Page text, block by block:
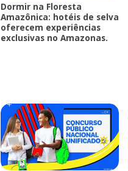
Dormir na Floresta
Amazônica: hotéis de selva
oferecem experiências
exclusivas no Amazonas.